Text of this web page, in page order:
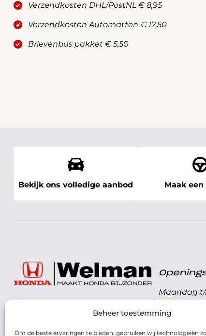
Beheer toestemming
Om de beste ervaringen te bieden, gebruiken wij technologieën
Verzendkosten DHL/PostNL € 8,95
Verzendkosten Automatten € 12,50
Brievenbus pakket € 5,50
Bekijk ons volledige aanbod Maak
072 - 57 16 9 40
Parelweg 3, 1812 RS
Maandag
Zaterdag